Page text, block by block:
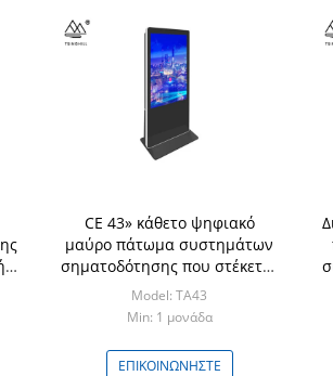
CE 43» κάθετο ψηφιακό
μαύρο πάτωμα συστημάτων
σηματοδότησης που στέκεται
το διαλογικό περίπτερο
Model: TA43
Min: 1 μονάδα
ΕΠΙΚΟΙΝΩΝΉΣΤΕ